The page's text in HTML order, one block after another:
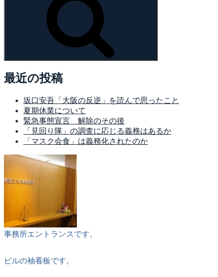
最近の投稿
坂口安吾「大阪の反逆」を読んで思ったこと
夏期休業について
緊急事態宣言 解除のその後
「見回り隊」の調査に応じる義務はあるか
「マスク会食」は義務化されたのか
事務所エントランスです。
ビルの袖看板です。